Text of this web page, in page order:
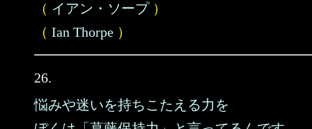
（ イアン・ソープ）
（ Ian Thorpe ）
26.
悩みや迷いを持ちこたえる力を